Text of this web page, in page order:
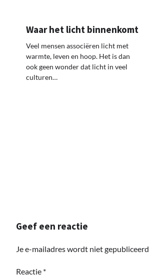
Waar het licht binnenkomt
Veel mensen associëren licht met
warmte, leven en hoop. Het is dan
ook geen wonder dat licht in veel
culturen…
Geef een reactie
Je e-mailadres wordt niet gepubliceerd.
Reactie *